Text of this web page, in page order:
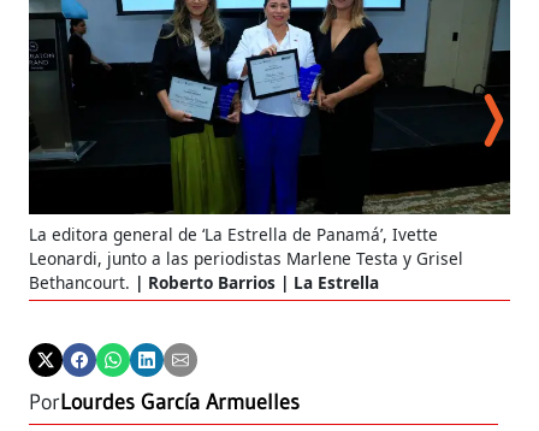
La editora general de ‘La Estrella de Panamá’, Ivette
Leonardi, junto a las periodistas Marlene Testa y Grisel
Bethancourt.
Roberto Barrios | La Estrella
PorLourdes García Armuelles